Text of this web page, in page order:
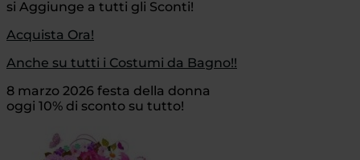
si Aggiunge a tutti gli Sconti!
Acquista Ora!
Anche su tutti i Costumi da Bagno!!
8 marzo 2026 festa della donna
oggi 10% di sconto su tutto!